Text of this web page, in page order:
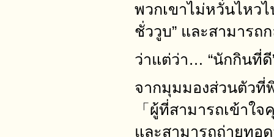
พวกเขาไม่หวั่นไหว
ชั่ววูบ” และสามารถ
ว่าแต่ว่า… “นักกินที่ดี
จากมุมมองส่วนตัวที่
「ผู้ที่สามารถเข้าใ
และสามารถถ่ายทอ